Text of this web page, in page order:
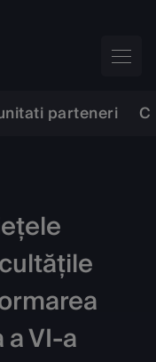
parteneri
VI-a